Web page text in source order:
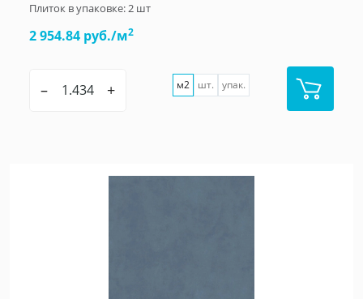
Плиток в упаковке:2 шт
2 954.84 руб./м2
– + м2 шт. упак.